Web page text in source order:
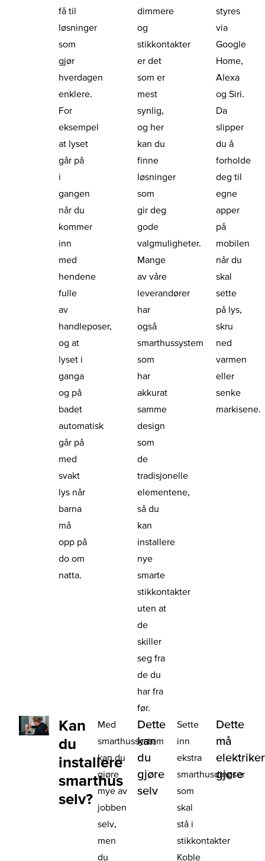
få til
løsninger
som
gjør
hverdagen
enklere.
For
eksempel
at lyset
går på
i
gangen
når du
kommer
inn
med
hendene
fulle
av
handleposer,
og at
lyset i
ganga
og på
badet
automatisk
går på
med
svakt
lys når
barna
må
opp på
do om
natta.
dimmere
og
stikkontakter
er det
som er
mest
synlig,
og her
kan du
finne
løsninger
som
gir deg
gode
valgmuligheter.
Mange
av våre
leverandører
har
også
smarthussystem
som
har
akkurat
samme
design
som
de
tradisjonelle
elementene,
så du
kan
installere
nye
smarte
stikkontakter
uten at
de
skiller
seg fra
de du
har fra
før.
styres
via
Google
Home,
Alexa
og Siri.
Da
slipper
du å
forholde
deg til
egne
apper
på
mobilen
når du
skal
sette
på lys,
skru
ned
varmen
eller
senke
markisene.
Kan
du
installere
smarthus
selv?
Med
smarthussystem
kan du
gjøre
mye av
jobben
selv,
men
du
Dette
kan
du
gjøre
selv
Sette
inn
ekstra
smarthusdingser
som
skal
stå i
stikkontakter
Koble
Dette
må
gjøre